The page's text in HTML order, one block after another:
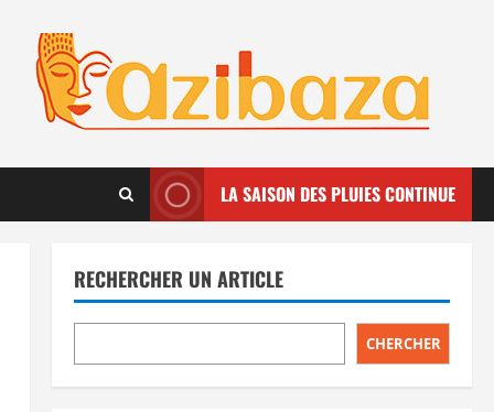
LA SAISON DES PLUIES CONTINUE
RECHERCHER UN ARTICLE
CHERCHER